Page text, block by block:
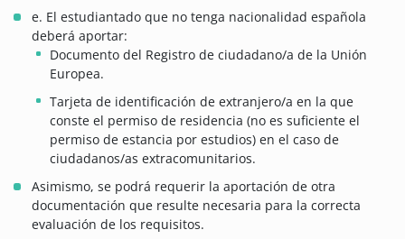
e. El estudiantado que no tenga nacionalidad española
deberá aportar:
Documento del Registro de ciudadano/a de la Unión
Europea.
Tarjeta de identificación de extranjero/a en la que
conste el permiso de residencia (no es suficiente el
permiso de estancia por estudios) en el caso de
ciudadanos/as extracomunitarios.
Asimismo, se podrá requerir la aportación de otra
documentación que resulte necesaria para la correcta
evaluación de los requisitos.